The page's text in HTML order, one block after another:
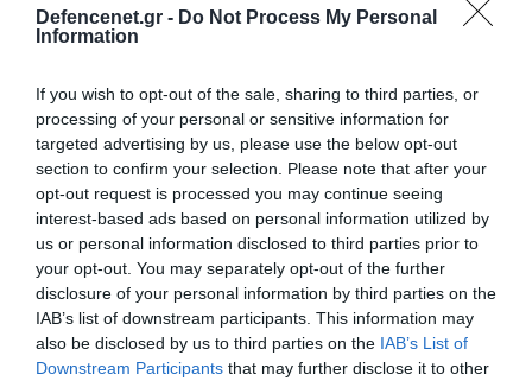
Defencenet.gr - Do Not Process My Personal
Information
If you wish to opt-out of the sale, sharing to third parties, or
processing of your personal or sensitive information for
targeted advertising by us, please use the below opt-out
section to confirm your selection. Please note that after your
opt-out request is processed you may continue seeing
interest-based ads based on personal information utilized by
us or personal information disclosed to third parties prior to
your opt-out. You may separately opt-out of the further
disclosure of your personal information by third parties on the
IAB’s list of downstream participants. This information may
also be disclosed by us to third parties on the IAB’s List of
Downstream Participants that may further disclose it to other
08.08.2026 | 09:02
«Η απόλυτη τραγωδία»: Η «αιχμηρή» ανάρτηση
του Αρκά για τα τατουάζ (φωτο)